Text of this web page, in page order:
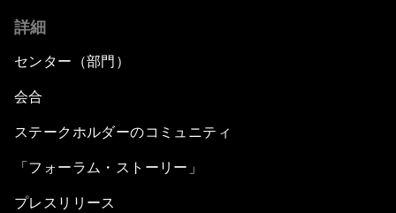
詳細
センター（部門）
会合
ステークホルダーのコミュニティ
「フォーラム・ストーリー」
プレスリリース